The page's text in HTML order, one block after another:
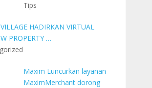
Tips
HADIRKAN VIRTUAL
PROPERTY …
Maxim Luncurkan layanan
MaximMerchant dorong